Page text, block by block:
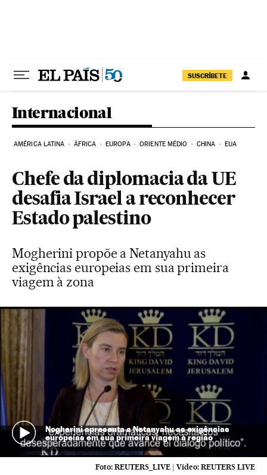
SUSCRÍBETE
Internacional
AMÉRICA LATINA ÁFRICA EUROPA ORIENTE MÉDIO CHINA EUA
Chefe da diplomacia da UE
desafia Israel a reconhecer
Estado palestino
Mogherini propõe a Netanyahu as
exigências europeias em sua primeira
viagem à zona
Nogherini apresenta a Netanyahu as exigências
europeias em sua primeira viagem à região
Foto: REUTERS_LIVE | Vídeo: REUTERS LIVE